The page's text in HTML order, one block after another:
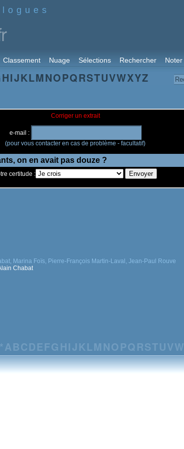
Classement Nuage Sélections Rechercher Noter
HIJKLMNOPQRSTUVWXYZ
Corriger un extrait
e-mail :
(pour vous contacter en cas de problème - facultatif)
certitude :
Marina Foïs, Pierre-François Martin-Laval, Jean-Paul Rouve
Chabat
*ABCDEFG HIJ KLM NO PQRSTUVW